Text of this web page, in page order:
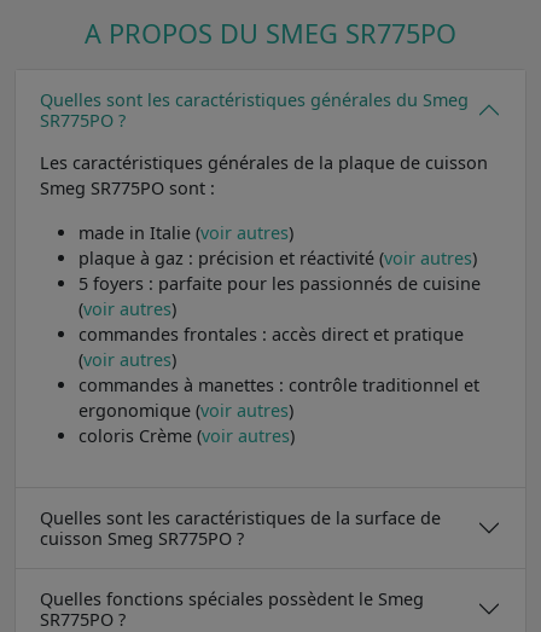
A PROPOS DU SMEG SR775PO
Quelles sont les caractéristiques générales du Smeg
SR775PO ?
Les caractéristiques générales de la plaque de cuisson
Smeg SR775PO sont :
made in Italie (voir autres)
plaque à gaz : précision et réactivité (voir autres)
5 foyers : parfaite pour les passionnés de cuisine
(voir autres)
commandes frontales : accès direct et pratique
(voir autres)
commandes à manettes : contrôle traditionnel et
ergonomique (voir autres)
coloris Crème (voir autres)
Quelles sont les caractéristiques de la surface de
cuisson Smeg SR775PO ?
Quelles fonctions spéciales possèdent le Smeg
SR775PO ?